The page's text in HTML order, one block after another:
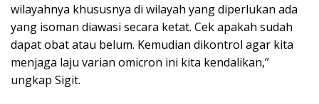
wilayahnya khususnya di wilayah yang diperlukan ada
yang isoman diawasi secara ketat. Cek apakah sudah
dapat obat atau belum. Kemudian dikontrol agar kita
menjaga laju varian omicron ini kita kendalikan,”
ungkap Sigit.